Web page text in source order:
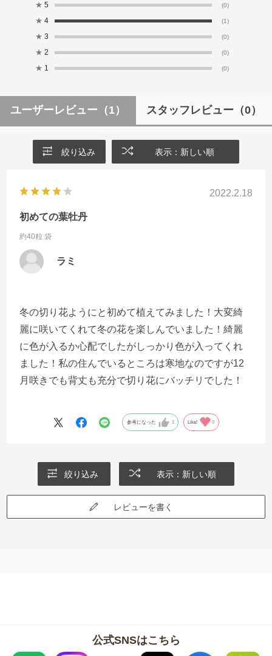
★ 5 (0)
★ 4 (1)
★ 3 (0)
★ 2 (0)
★ 1 (0)
ユーザーレビュー （1） スタッフレビュー （0）
絞り込み 表示：新しい順
2022.2.18
初めての葉牡丹
約40粒 袋
ラミ
冬の切り花ようにと初めて植えてみました！大変綺
麗に咲いてくれて冬の花を楽しんでいました！綺麗
に色が入るか心配でしたがしっかり色が入ってくれ
ました！私の住んでいるところは寒地なのですが12
月咲きでも背丈も充分で切り花にバッチリでした！
参考になった 2 Like! 0
絞り込み 表示：新しい順
レビューを書く
公式SNSはこちら